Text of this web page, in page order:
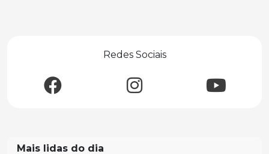
Redes Sociais
Mais lidas do dia